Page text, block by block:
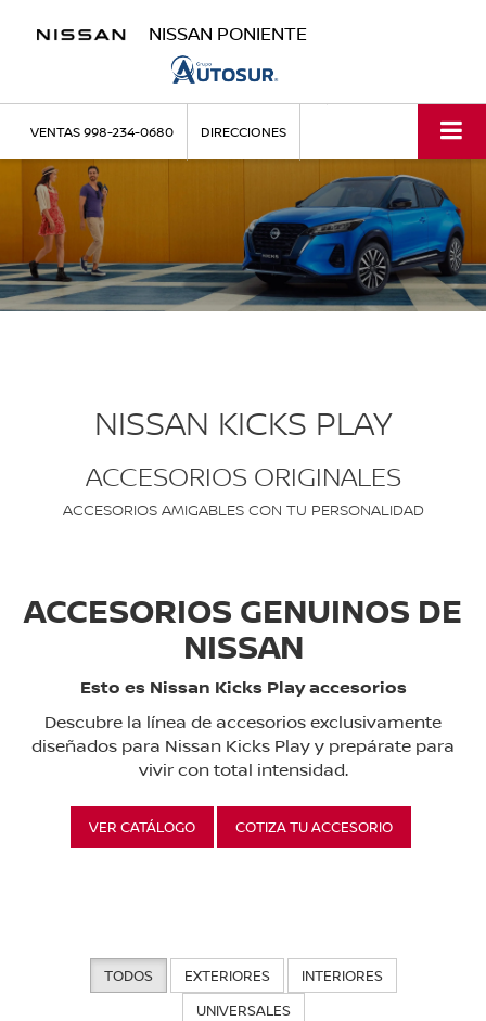
NISSAN PONIENTE
VENTAS998-234-0680 DIRECCIONES
NISSAN KICKS PLAY
ACCESORIOS ORIGINALES
ACCESORIOS AMIGABLES CON TU PERSONALIDAD
ACCESORIOS GENUINOS DE
NISSAN
Esto es Nissan Kicks Play accesorios
Descubre la línea de accesorios exclusivamente
diseñados para Nissan Kicks Play y prepárate para
vivir con total intensidad.
VER CATÁLOGO COTIZA TU ACCESORIO
TODOS EXTERIORES
INTERIORES
UNIVERSALES